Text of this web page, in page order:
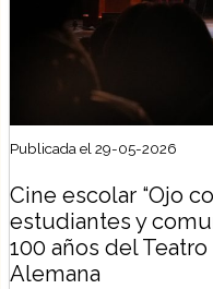
Publicada el 29-05-2026
Cine escolar “Ojo
estudiantes y
100 años del
Alemana